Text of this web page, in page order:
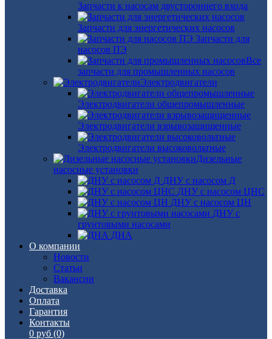
Запчасти к насосам двустороннего входа
Запчасти для энергетических насосов
Запчасти для
насосов ПЭ
Все
запчасти для промышленных насосов
Электродвигатели
Электродвигатели общепромышленные
Электродвигатели взрывозащищенные
Электродвигатели высоковольтные
Дизельные
насосные установки
ДНУ с насосом Д
ДНУ с насосом ЦНС
ДНУ с насосом ЦН
ДНУ с
грунтовыми насосами
ДНА
О компании
Новости
Статьи
Вакансии
Доставка
Оплата
Гарантия
Контакты
0 руб (0)